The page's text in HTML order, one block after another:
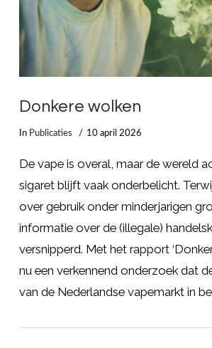
Donkere wolken
In Publicaties 10 april 2026
De vape is overal, maar de wereld
sigaret blijft vaak onderbelicht.
over gebruik onder minderjarigen
informatie over de (illegale)
versnipperd. Met het rapport
nu een verkennend onderzoek dat
van de Nederlandse vapemarkt in